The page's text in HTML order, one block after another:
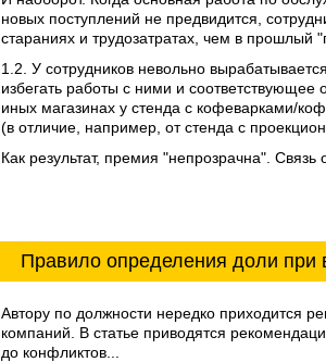
новых поступлений не предвидится,
стараниях и трудозатратах, чем в прошлый
1.2. У сотрудников невольно
избегать работы с ними и
иных магазинах у стенда с кофеварками/
(в отличие, например, от стенда с
Как результат, премия "непрозрачна". Связь
Правило определения доли при
Автору по должности нередко приходится
компаний. В статье приводятся
до конфликтов...